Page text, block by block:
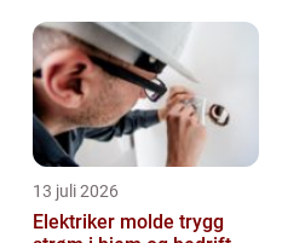
13 juli 2026
Elektriker molde trygg